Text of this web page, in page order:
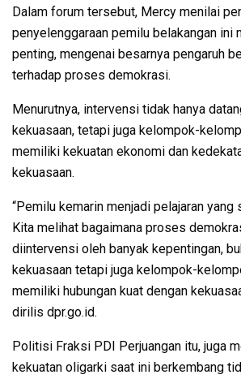
Dalam forum tersebut, Mercy menilai
penyelenggaraan pemilu belakangan ini
penting, mengenai besarnya pengaruh
terhadap proses demokrasi.
Menurutnya, intervensi tidak hanya
kekuasaan, tetapi juga kelompok-
memiliki kekuatan ekonomi dan
kekuasaan.
“Pemilu kemarin menjadi pelajaran yang
Kita melihat bagaimana proses
diintervensi oleh banyak kepentingan,
kekuasaan tetapi juga kelompok-
memiliki hubungan kuat dengan
dirilis dpr.go.id.
Politisi Fraksi PDI Perjuangan itu, juga
kekuatan oligarki saat ini berkembang